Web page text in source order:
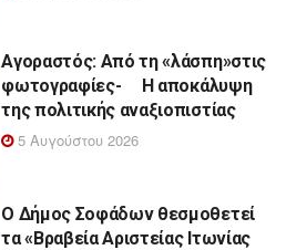
Αγοραστός: Από τη «λάσπη»στις
φωτογραφίες- Η αποκάλυψη
της πολιτικής αναξιοπιστίας
5 Αυγούστου 2026
Ο Δήμος Σοφάδων θεσμοθετεί
τα «Βραβεία Αριστείας Ιτωνίας